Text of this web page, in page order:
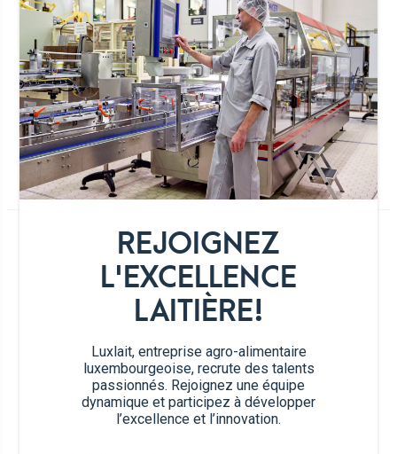
REJOIGNEZ
L'EXCELLENCE
LAITIÈRE!
Luxlait, entreprise agro-alimentaire
luxembourgeoise, recrute des talents
passionnés. Rejoignez une équipe
dynamique et participez à développer
l’excellence et l’innovation.
GIN CRÉMANT ROSÉ
1 personnes 5min.
Gin Crémant rosé
Ingrédients
2 boules
Sorbet Crémant
Rosé Brut Poll-
Fabaire